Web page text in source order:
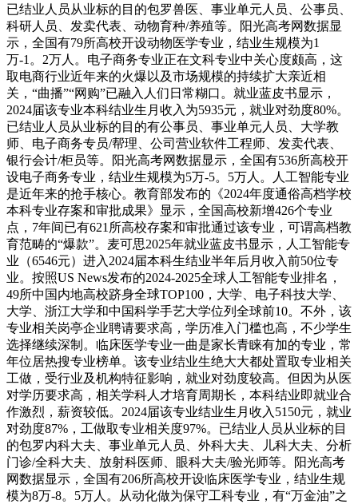
已结业人员从业标的目的包罗兽医、事业单元人员、公事员、
科研人员、发卖代表、动物育种/养殖等。阳光高考网数据显
示，全国有79所高校开设动物医学专业，结业生规模为1
万-1。2万人。电子商务专业正在文科专业中关心度颇高，这
取电商行业近年来的火爆以及市场规模的持续扩大亲近相
关，“曲播”“网购”已融入人们日常糊口。就业蓝皮书显示，
2024届该专业本科结业生月收入为5935元，就业对劲度80%。
已结业人员从业标的目的有公事员、事业单元人员、大学教
师、电子商务专员/帮理、公司营业软件工程师、发卖代表、
银行会计/柜员等。阳光高考网数据显示，全国有536所高校开
设电子商务专业，结业生规模为5万-5。5万人。人工智能专业
是近年来的抢手核心。教育部发布的《2024年度通俗高档学校
本科专业存案和审批成果》显示，全国高校新增426个专业
点，7年间已有621所高校存案和审批通过该专业，可谓高档教
育范畴的“爆款”。麦可思2025年就业蓝皮书显示，人工智能专
业（6546元）进入2024届本科生结业半年后月收入前50位专
业。按照US News发布的2024-2025全球人工智能专业排名，
49所中国内地高校跻身全球TOP100，大学、电子科技大学、
大学、浙江大学和中国科学手艺大学位列全球前10。不外，该
专业相关岗亭企业聘请要求高，学历准入门槛也高，不少学生
选择继续深制。临床医学专业一曲是家长青睐有加的专业，常
年位居热搜专业榜单。该专业结业生绝大大都处置取专业相关
工做，受行业及机构特征影响，就业对劲度较高。但因为从医
对学历要求高，相关学科人才培育周期长，本科结业即就业合
作激烈，薪资较低。2024届该专业结业生月收入5150元，就业
对劲度87%，工做取专业相关度97%。已结业人员从业标的目
的包罗内科大夫、事业单元人员、外科大夫、儿科大夫、分析
门诊/全科大夫、放射科医师、眼科大夫/验光师等。阳光高考
网数据显示，全国有206所高校开设临床医学专业，结业生规
模为8万-8。5万人。从动化做为保守工科专业，有“万金油”之